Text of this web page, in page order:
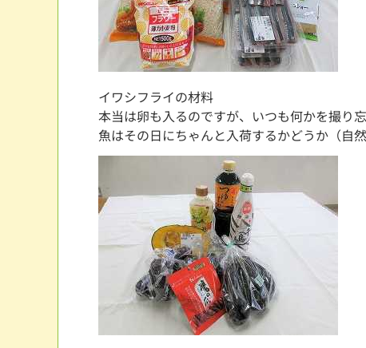
イワシフライの材料
本当は卵も入るのですが、いつも何かを撮り
魚はその日にちゃんと入荷するかどうか（自